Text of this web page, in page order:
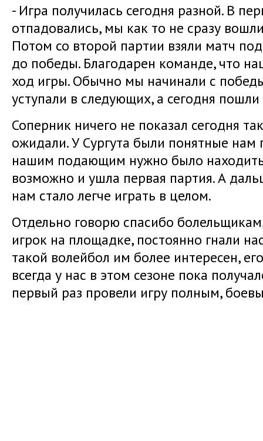
- Игра получилась сегодня разной. В
отпадовались, мы как то не сразу
Потом со второй партии взяли матч
до победы. Благодарен команде, что
ход игры. Обычно мы начинали с
уступали в следующих, а сегодня
Соперник ничего не показал сегодня
ожидали. У Сургута были понятные
нашим подающим нужно было
возможно и ушла первая партия. А
нам стало легче играть в целом.
Отдельно говорю спасибо
игрок на площадке, постоянно гнали
такой волейбол им более интересен,
всегда у нас в этом сезоне пока
первый раз провели игру полным,